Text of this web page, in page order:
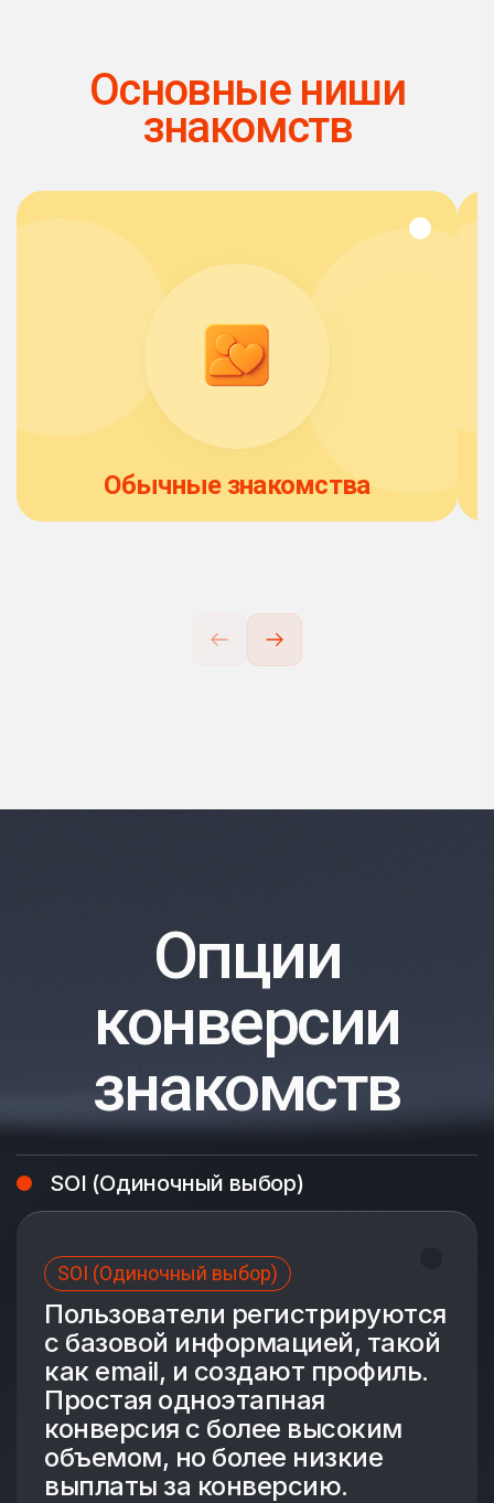
Основные ниши
знакомств
Обычные знакомства
Опции
конверсии
знакомств
SOI (Одиночный выбор)
SOI (Одиночный выбор)
Пользователи регистрируются
с базовой информацией, такой
как email, и создают профиль.
Простая одноэтапная
конверсия с более высоким
объемом, но более низкие
выплаты за конверсию.